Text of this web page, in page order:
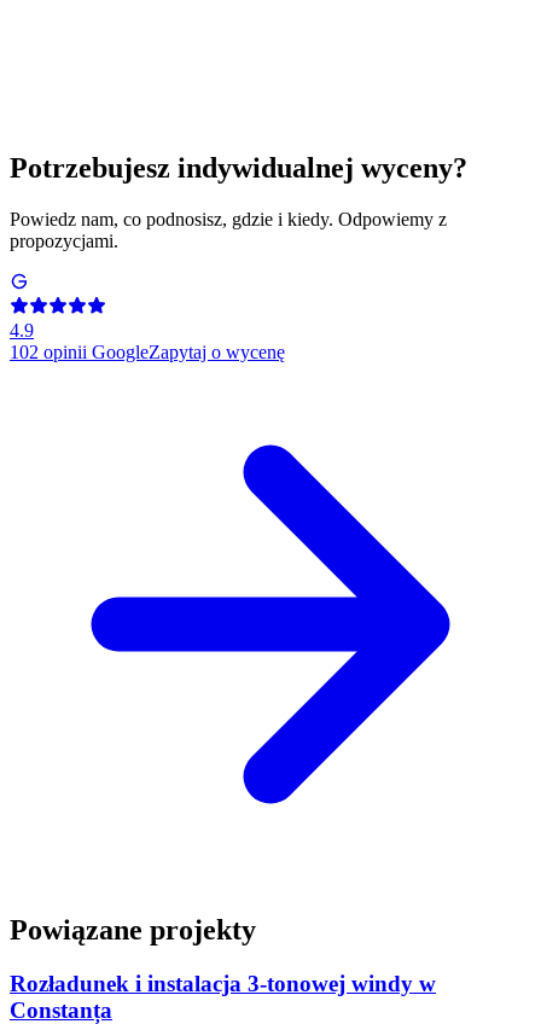
Potrzebujesz indywidualnej wyceny?
Powiedz nam, co podnosisz, gdzie i kiedy. Odpowiemy z
propozycjami.
4.9
102 opinii GoogleZapytaj o wycenę
Powiązane projekty
Rozładunek i instalacja 3-tonowej windy w
Constanța